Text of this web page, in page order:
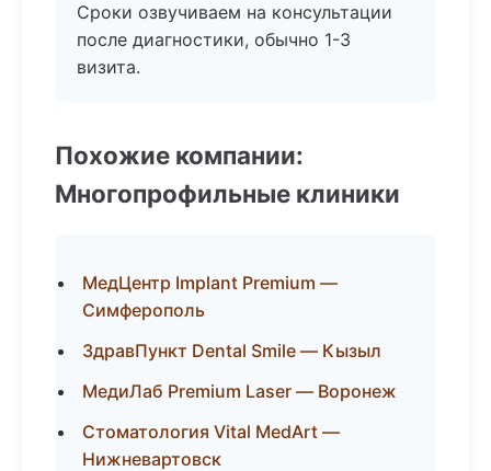
Сроки озвучиваем на консультации
после диагностики, обычно 1-3
визита.
Похожие компании:
Многопрофильные клиники
МедЦентр Implant Premium —
Симферополь
ЗдравПункт Dental Smile — Кызыл
МедиЛаб Premium Laser — Воронеж
Стоматология Vital MedArt —
Нижневартовск